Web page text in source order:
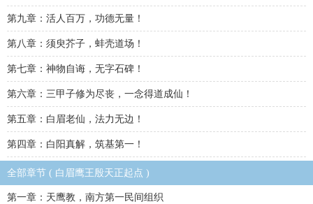
第九章：活人百万，功德无量！
第八章：须臾芥子，蚌壳道场！
第七章：神物自诲，无字石碑！
第六章：三甲子修为尽丧，一念得道成仙！
第五章：白眉老仙，法力无边！
第四章：白阳真解，筑基第一！
全部章节 ( 白眉鹰王殷天正起点 )
第一章：天鹰教，南方第一民间组织